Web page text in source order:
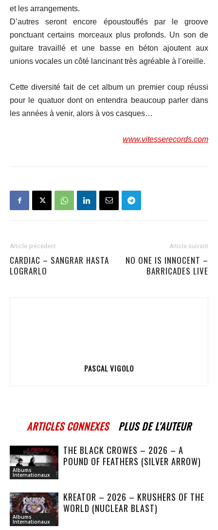
et les arrangements.
D’autres seront encore époustouflés par le groove
ponctuant certains morceaux plus profonds. Un son de
guitare travaillé et une basse en béton ajoutent aux
unions vocales un côté lancinant très agréable à l’oreille.
Cette diversité fait de cet album un premier coup réussi
pour le quatuor dont on entendra beaucoup parler dans
les années à venir, alors à vos casques…
www.vitesserecords.com
Article précédent
CARDIAC – SANGRAR HASTA
LOGRARLO
Article suivant
NO ONE IS INNOCENT –
BARRICADES LIVE
PASCAL VIGOLO
ARTICLES CONNEXES PLUS DE L'AUTEUR
Albums
Internationaux
THE BLACK CROWES – 2026 – A
POUND OF FEATHERS (SILVER ARROW)
Albums
Internationaux
KREATOR – 2026 – KRUSHERS OF THE
WORLD (NUCLEAR BLAST)